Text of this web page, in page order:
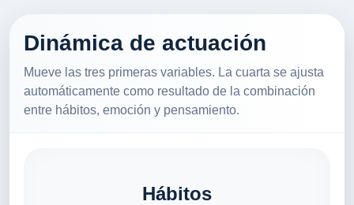
Dinámica de actuación
Mueve las tres primeras variables. La cuarta se ajusta
automáticamente como resultado de la combinación
entre hábitos, emoción y pensamiento.
Hábitos